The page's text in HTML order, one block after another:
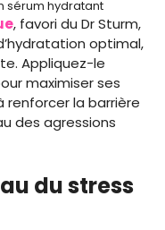
sérum hydratant
, favori du Dr Sturm,
optimal,
Appliquez-le
maximiser ses
renforcer la barrière
des agressions
du stress